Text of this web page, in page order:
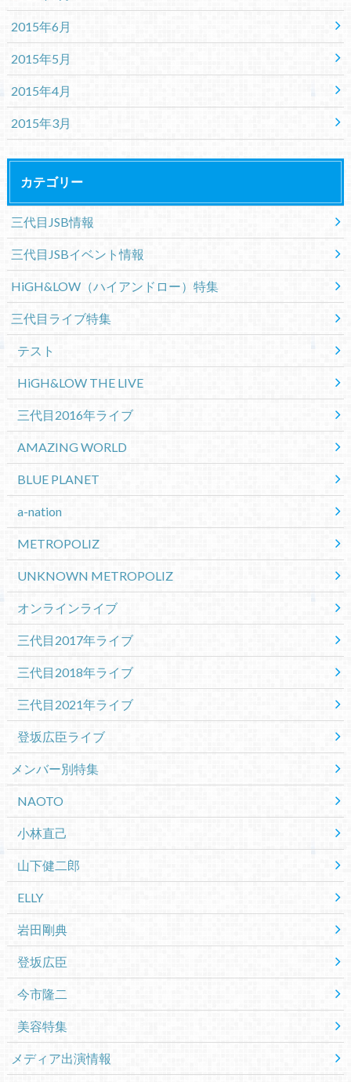
2015年6月
2015年5月
2015年4月
2015年3月
カテゴリー
三代目JSB情報
三代目JSBイベント情報
HiGH&LOW（ハイアンドロー）特集
三代目ライブ特集
テスト
HiGH&LOW THE LIVE
三代目2016年ライブ
AMAZING WORLD
BLUE PLANET
a-nation
METROPOLIZ
UNKNOWN METROPOLIZ
オンラインライブ
三代目2017年ライブ
三代目2018年ライブ
三代目2021年ライブ
登坂広臣ライブ
メンバー別特集
NAOTO
小林直己
山下健二郎
ELLY
岩田剛典
登坂広臣
今市隆二
美容特集
メディア出演情報